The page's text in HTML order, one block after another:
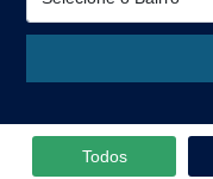
Todos